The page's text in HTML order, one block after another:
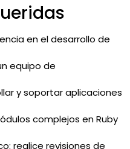
en el desarrollo de
equipo de
y soportar aplicaciones
complejos en Ruby
realice revisiones de